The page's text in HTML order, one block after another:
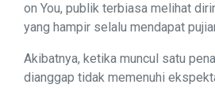
on You, publik terbiasa melihat
yang hampir selalu mendapat
Akibatnya, ketika muncul satu
dianggap tidak memenuhi